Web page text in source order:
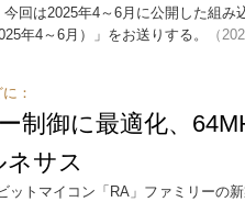
今回は2025年4～6月に公開した組
年4～6月）」をお送りする。
（
：
制御に最適化、
サス
ットマイコン「RA」ファミリーの